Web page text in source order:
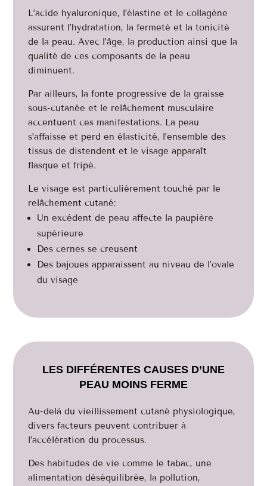
L’acide hyaluronique, l’élastine et le collagène
assurent l’hydratation, la fermeté et la tonicité
de la peau. Avec l’âge, la production ainsi que la
qualité de ces composants de la peau
diminuent.
Par ailleurs, la fonte progressive de la graisse
sous-cutanée et le relâchement musculaire
accentuent ces manifestations. La peau
s’affaisse et perd en élasticité, l’ensemble des
tissus de distendent et le visage apparaît
flasque et fripé.
Le visage est particulièrement touché par le
relâchement cutané:
Un excédent de peau affecte la paupière
supérieure
Des cernes se creusent
Des bajoues apparaissent au niveau de l’ovale
du visage
LES DIFFÉRENTES CAUSES D’UNE
PEAU MOINS FERME
Au-delà du vieillissement cutané physiologique,
divers facteurs peuvent contribuer à
l’accélération du processus.
Des habitudes de vie comme le tabac, une
alimentation déséquilibrée, la pollution,